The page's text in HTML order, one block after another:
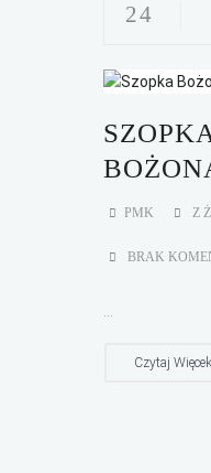
24
PMK Z
BRAK
Czytaj Więcek